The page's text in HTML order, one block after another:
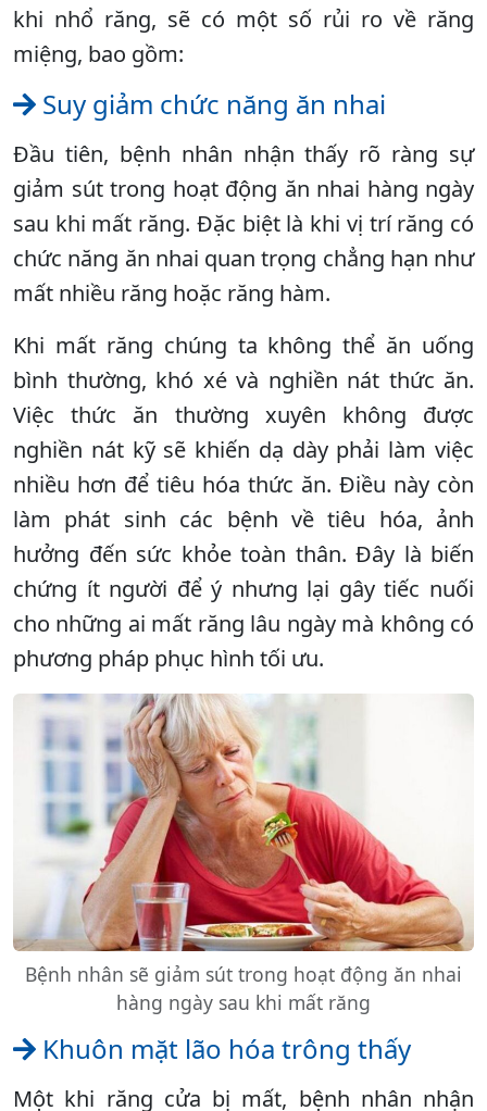
khi nhổ răng, sẽ có một số rủi ro về răng
miệng, bao gồm:
Suy giảm chức năng ăn nhai
Đầu tiên, bệnh nhân nhận thấy rõ ràng sự
giảm sút trong hoạt động ăn nhai hàng ngày
sau khi mất răng. Đặc biệt là khi vị trí răng có
chức năng ăn nhai quan trọng chẳng hạn như
mất nhiều răng hoặc răng hàm.
Khi mất răng chúng ta không thể ăn uống
bình thường, khó xé và nghiền nát thức ăn.
Việc thức ăn thường xuyên không được
nghiền nát kỹ sẽ khiến dạ dày phải làm việc
nhiều hơn để tiêu hóa thức ăn. Điều này còn
làm phát sinh các bệnh về tiêu hóa, ảnh
hưởng đến sức khỏe toàn thân. Đây là biến
chứng ít người để ý nhưng lại gây tiếc nuối
cho những ai mất răng lâu ngày mà không có
phương pháp phục hình tối ưu.
Bệnh nhân sẽ giảm sút trong hoạt động ăn nhai
hàng ngày sau khi mất răng
Khuôn mặt lão hóa trông thấy
Một khi răng cửa bị mất, bệnh nhân nhận